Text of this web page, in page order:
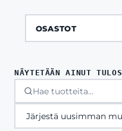
OSASTOT
NÄYTETÄÄN AINUT TULOS